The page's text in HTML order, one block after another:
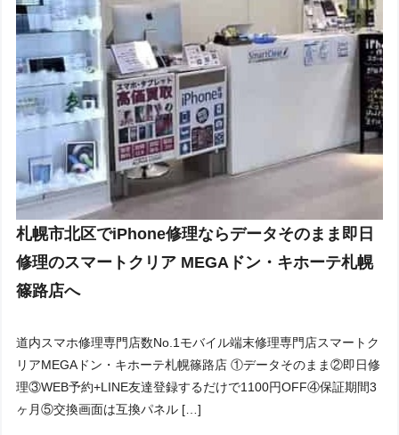
札幌市北区でiPhone修理ならデータそのまま即日
修理のスマートクリア MEGAドン・キホーテ札幌
篠路店へ
道内スマホ修理専門店数No.1モバイル端末修理専門店スマートク
リアMEGAドン・キホーテ札幌篠路店 ①データそのまま②即日修
理③WEB予約+LINE友達登録するだけで1100円OFF④保証期間3
ヶ月⑤交換画面は互換パネル […]